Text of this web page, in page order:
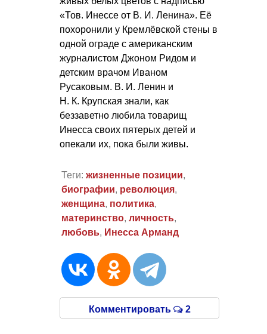
«Тов. Инессе от В. И. Ленина». Её
похоронили у Кремлёвской стены в
одной ограде с американским
журналистом Джоном Ридом и
детским врачом Иваном
Русаковым. В. И. Ленин и
Н. К. Крупская знали, как
беззаветно любила товарищ
Инесса своих пятерых детей и
опекали их, пока были живы.
Теги: жизненные позиции,
биографии, революция,
женщина, политика,
материнство, личность,
любовь, Инесса Арманд
Комментировать 2